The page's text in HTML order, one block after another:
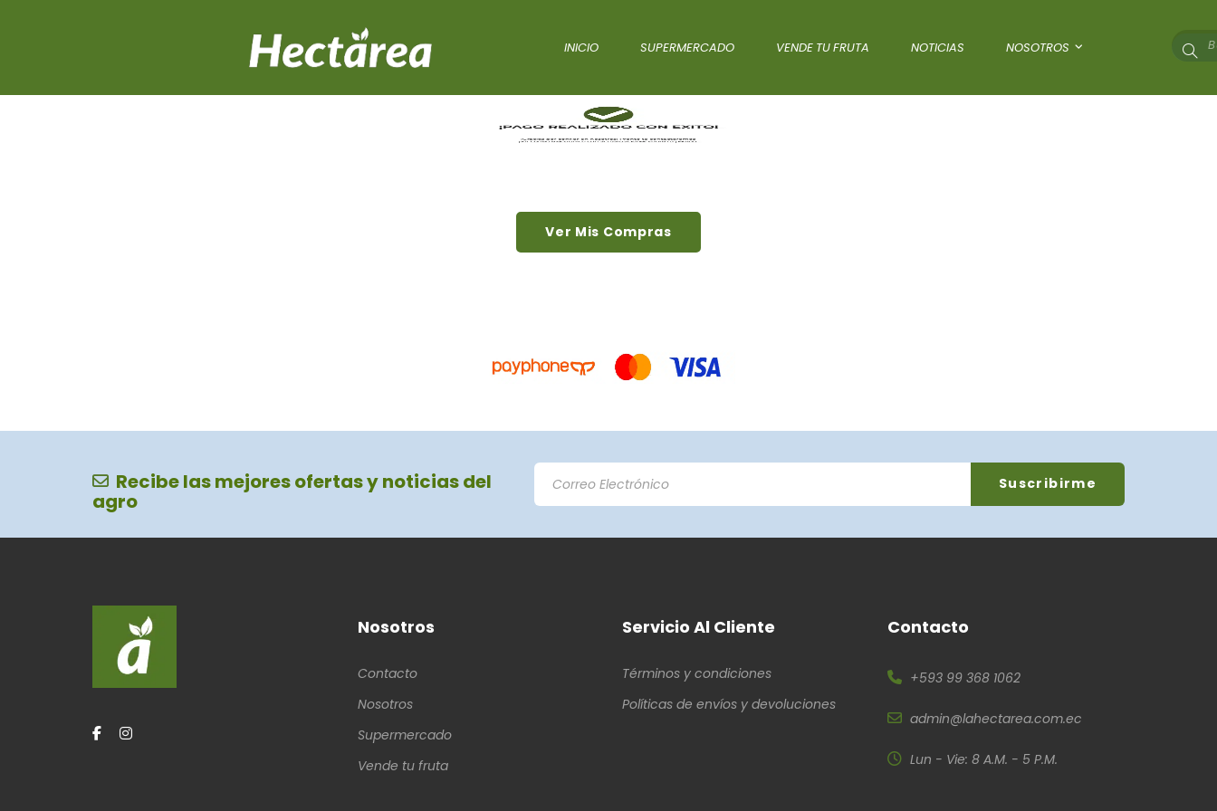
INICIO SUPERMERCADO VENDE TU FRUTA NOTICIAS NOSOTROS
Ver Mis Compras
Recibe las mejores ofertas y noticias del
agro
Nosotros
Contacto
Nosotros
Supermercado
Vende tu fruta
Servicio Al Cliente
Términos y condiciones
Políticas de envíos y devoluciones
Contacto
+593 99 368 1062
admin@lahectarea.com.ec
Lun - Vie: 8 A.M. - 5 P.M.